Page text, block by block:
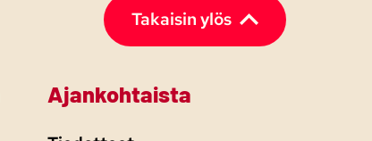
Takaisin ylös
Ajankohtaista